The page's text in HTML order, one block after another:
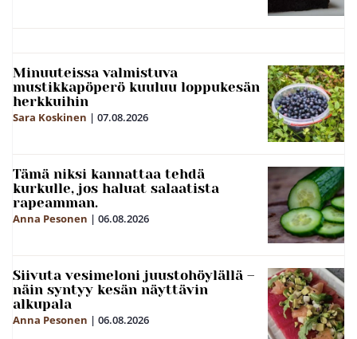
Minuuteissa valmistuva
mustikkapöperö kuuluu loppukesän
herkkuihin
Sara Koskinen | 07.08.2026
Tämä niksi kannattaa tehdä
kurkulle, jos haluat salaatista
rapeamman.
Anna Pesonen | 06.08.2026
Siivuta vesimeloni juustohöylällä –
näin syntyy kesän näyttävin
alkupala
Anna Pesonen | 06.08.2026